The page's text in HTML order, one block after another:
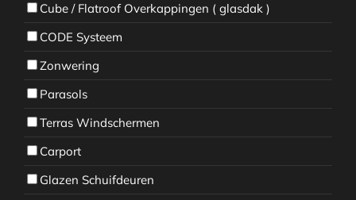
Cube / Flatroof Overkappingen ( glasdak )
CODE Systeem
Zonwering
Parasols
Terras Windschermen
Carport
Glazen Schuifdeuren